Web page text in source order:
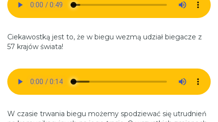
Ciekawostką jest to, że w biegu wezmą udział biegacze z
57 krajów świata!
W czasie trwania biegu możemy spodziewać się utrudnień